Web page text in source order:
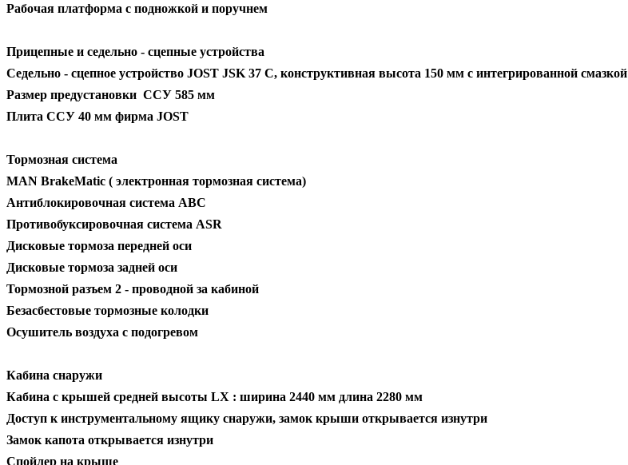
Рабочая платформа с подножкой и поручнем
Прицепные и седельно - сцепные устройства
Седельно - сцепное устройство JOST JSK 37 C, конструктивная высота 150 мм с интегрированной смазкой
Размер предустановки ССУ 585 мм
Плита ССУ 40 мм фирма JOST
Тормозная система
MAN BrakeMatic ( электронная тормозная система)
Антиблокировочная система ABC
Противобуксировочная система ASR
Дисковые тормоза передней оси
Дисковые тормоза задней оси
Тормозной разъем 2 - проводной за кабиной
Безасбестовые тормозные колодки
Осушитель воздуха с подогревом
Кабина снаружи
Кабина с крышей средней высоты LX : ширина 2440 мм длина 2280 мм
Доступ к инструментальному ящику снаружи, замок крыши открывается изнутри
Замок капота открывается изнутри
Спойлер на крыше